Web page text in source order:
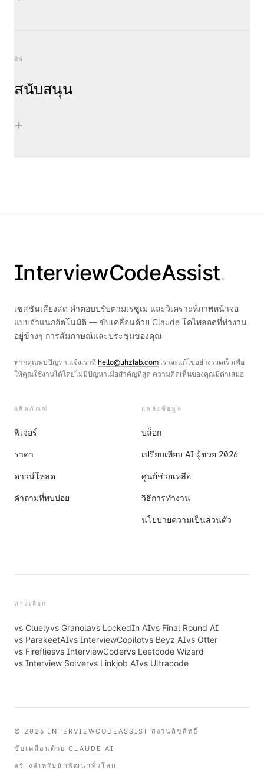
04
สนับสนุน
+
InterviewCodeAssist.
เซสชันเสียงสด คำตอบปรับตามเรซูเม่ และวิเคราะห์ภาพหน้าจอ
แบบจำแนกอัตโนมัติ — ขับเคลื่อนด้วย Claude โคไพลอตที่ทำงาน
อยู่ข้างๆ การสัมภาษณ์และประชุมของคุณ
หากคุณพบปัญหา แจ้งเราที่ hello@uhzlab.com เราจะแก้ไขอย่างรวดเร็วเพื่อ
ให้คุณใช้งานได้โดยไม่มีปัญหาเมื่อสำคัญที่สุด ความคิดเห็นของคุณมีค่าเสมอ
ผลิตภัณฑ์
ฟีเจอร์
ราคา
ดาวน์โหลด
คำถามที่พบบ่อย
แหล่งข้อมูล
บล็อก
เปรียบเทียบ AI ผู้ช่วย 2026
ศูนย์ช่วยเหลือ
วิธีการทำงาน
นโยบายความเป็นส่วนตัว
ทางเลือก
vs Cluelyvs Granolavs LockedIn AIvs Final Round AI
vs ParakeetAIvs InterviewCopilotvs Beyz AIvs Otter
vs Firefliesvs InterviewCodervs Leetcode Wizard
vs Interview Solvervs Linkjob AIvs Ultracode
© 2026 INTERVIEWCODEASSIST สงวนลิขสิทธิ์
ขับเคลื่อนด้วย CLAUDE AI
สร้างสำหรับนักพัฒนาทั่วโลก